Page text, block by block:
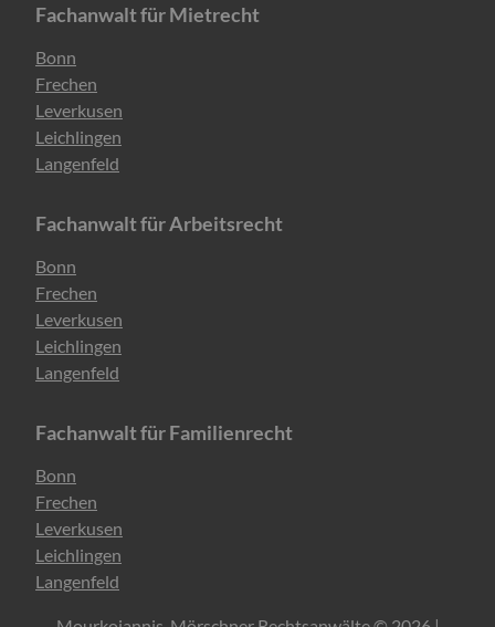
Fachanwalt für Mietrecht
Navigation
überspringen
Bonn
Frechen
Leverkusen
Leichlingen
Langenfeld
Fachanwalt für Arbeitsrecht
Navigation
überspringen
Bonn
Frechen
Leverkusen
Leichlingen
Langenfeld
Fachanwalt für Familienrecht
Navigation
überspringen
Bonn
Frechen
Leverkusen
Leichlingen
Langenfeld